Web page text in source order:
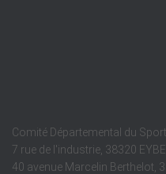
Comité Départemental du
7 rue de l'industrie, 38320
40 avenue Marcelin Berthelot,